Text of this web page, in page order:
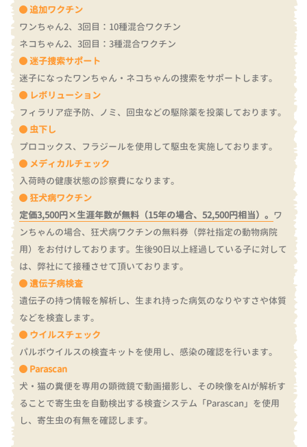
追加ワクチン
ワンちゃん2、3回目：10種混合ワクチン
ネコちゃん2、3回目：3種混合ワクチン
迷子捜索サポート
迷子になったワンちゃん・ネコちゃんの捜索をサポートします。
レボリューション
フィラリア症予防、ノミ、回虫などの駆除薬を投薬しております。
虫下し
プロコックス、フラジールを使用して駆虫を実施しております。
メディカルチェック
入荷時の健康状態の診察費になります。
狂犬病ワクチン
定価3,500円×生涯年数が無料（15年の場合、52,500円相当）。 ワ
ンちゃんの場合、狂犬病ワクチンの無料券（弊社指定の動物病院
用）をお付けしております。 生後90日以上経過している子に対して
は、弊社にて接種させて頂いております。
遺伝子病検査
遺伝子の持つ情報を解析し、生まれ持った病気のなりやすさや体質
などを検査します。
ウイルスチェック
パルボウイルスの検査キットを使用し、感染の確認を行います。
Parascan
犬・猫の糞便を専用の顕微鏡で動画撮影し、その映像をAIが解析す
ることで寄生虫を自動検出する検査システム「Parascan」を使用
し、寄生虫の有無を確認します。